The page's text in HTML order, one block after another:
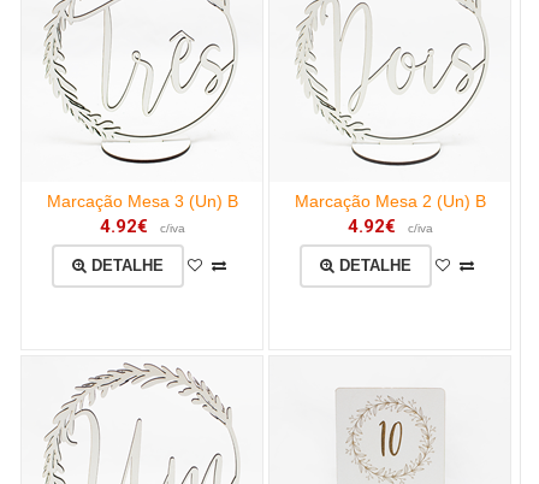
Marcação Mesa 3 (Un) B
4.92€ c/iva
DETALHE
Marcação Mesa 2 (Un) B
4.92€ c/iva
DETALHE